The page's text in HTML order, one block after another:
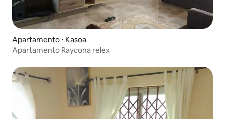
Apartamento ⋅ Kasoa
Apartamento Raycona relex